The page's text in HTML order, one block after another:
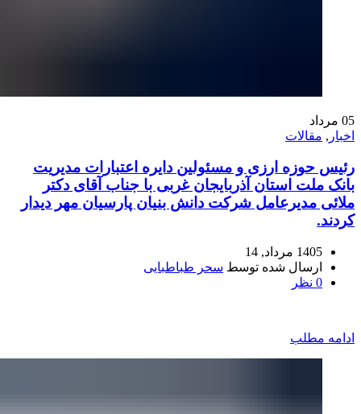
05 مرداد
اخبار , مقالات
رئیس حوزه ارزی و مسئولین دایره اعتبارات مدیریت
بانک ملت استان آذربایجان غربی با جناب آقای دکتر
ملائی مدیرعامل شرکت دانش بنیان پارسیان مهر دیدار
کردند.
1405 مرداد, 14
ارسال شده توسط سحر طباطبایی
0 نظر
ادامه مطلب